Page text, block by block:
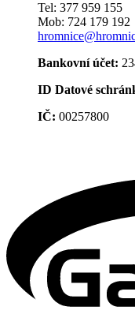
Tel: 377 959 155
Mob: 724 179 192
Bankovní účet:
ID Datové
IČ: 00257800